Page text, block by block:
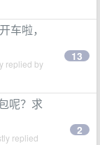
车啦，
replied by
13
呢？求
replied
2